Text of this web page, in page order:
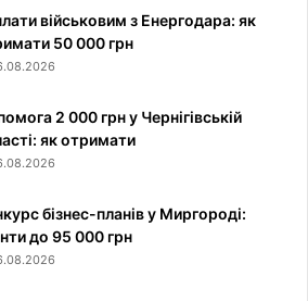
військовим з Енергодара: як
50 000 грн
2 000 грн у Чернігівській
як отримати
бізнес-планів у Миргороді:
до 95 000 грн